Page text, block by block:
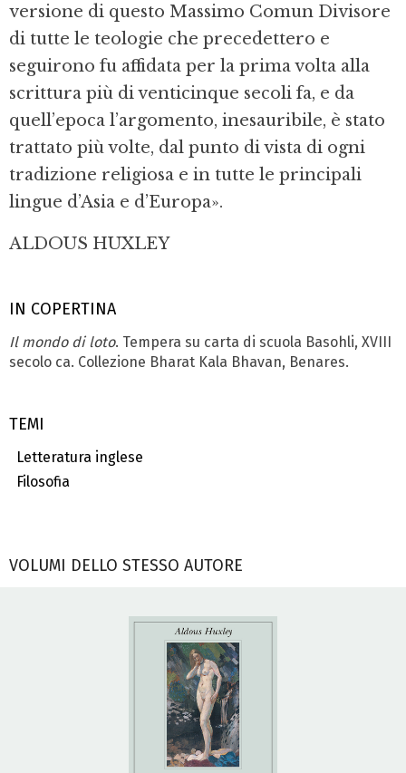
IN COPERTINA
Il mondo di loto. Tempera su carta di scuola Basohli, XVIII
secolo ca. Collezione Bharat Kala Bhavan, Benares.
TEMI
Letteratura inglese
Filosofia
versione di questo Massimo Comun Divisore
di tutte le teologie che precedettero e
seguirono fu affidata per la prima volta alla
scrittura più di venticinque secoli fa, e da
quell’epoca l’argomento, inesauribile, è stato
trattato più volte, dal punto di vista di ogni
tradizione religiosa e in tutte le principali
lingue d’Asia e d’Europa».
ALDOUS HUXLEY
VOLUMI DELLO STESSO AUTORE